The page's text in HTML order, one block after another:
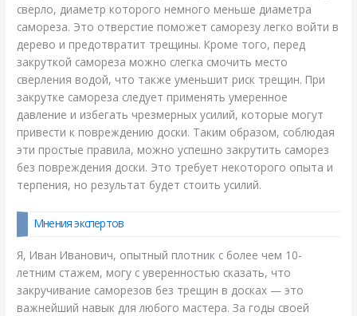
сверло, диаметр которого немного меньше диаметра
самореза. Это отверстие поможет саморезу легко войти в
дерево и предотвратит трещины. Кроме того, перед
закруткой самореза можно слегка смочить место
сверления водой, что также уменьшит риск трещин. При
закрутке самореза следует применять умеренное
давление и избегать чрезмерных усилий, которые могут
привести к повреждению доски. Таким образом, соблюдая
эти простые правила, можно успешно закрутить саморез
без повреждения доски. Это требует некоторого опыта и
терпения, но результат будет стоить усилий.
Мнения экспертов
Я, Иван Иванович, опытный плотник с более чем 10-
летним стажем, могу с уверенностью сказать, что
закручивание саморезов без трещин в досках — это
важнейший навык для любого мастера. За годы своей